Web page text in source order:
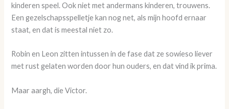
kinderen speel. Ook niet met andermans kinderen, trouwens.
Een gezelschapsspelletje kan nog net, als mijn hoofd ernaar
staat, en dat is meestal niet zo.
Robin en Leon zitten intussen in de fase dat ze sowieso liever
met rust gelaten worden door hun ouders, en dat vind ik prima.
Maar aargh, die Victor.